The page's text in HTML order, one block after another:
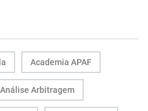
Academia APAF
Análise Arbitragem